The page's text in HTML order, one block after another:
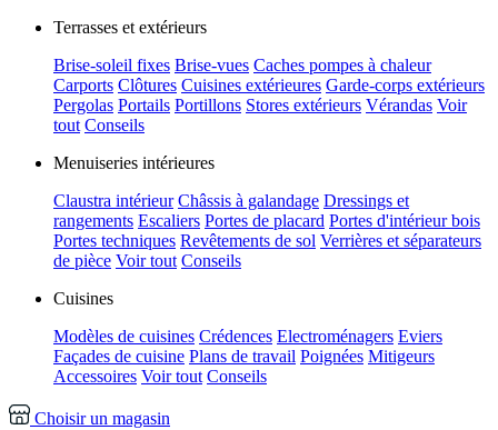
Terrasses et extérieurs
Brise-soleil fixes Brise-vues Caches pompes à chaleur
Carports Clôtures Cuisines extérieures Garde-corps extérieurs
Pergolas Portails Portillons Stores extérieurs Vérandas Voir
tout Conseils
Menuiseries intérieures
Claustra intérieur Châssis à galandage Dressings et
rangements Escaliers Portes de placard Portes d'intérieur bois
Portes techniques Revêtements de sol Verrières et séparateurs
de pièce Voir tout Conseils
Cuisines
Modèles de cuisines Crédences Electroménagers Eviers
Façades de cuisine Plans de travail Poignées Mitigeurs
Accessoires Voir tout Conseils
Choisir un magasin